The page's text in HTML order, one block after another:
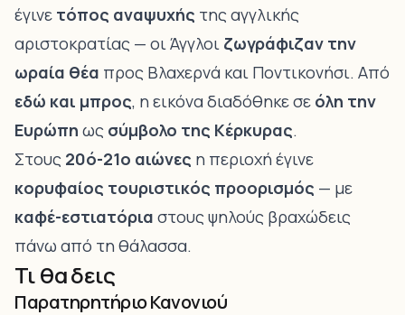
έγινε τόπος αναψυχής της αγγλικής
αριστοκρατίας — οι Άγγλοι ζωγράφιζαν την
ωραία θέα προς Βλαχερνά και Ποντικονήσι. Από
εδώ και μπρος, η εικόνα διαδόθηκε σε όλη την
Ευρώπη ως σύμβολο της Κέρκυρας.
Στους 20ό-21ο αιώνες η περιοχή έγινε
κορυφαίος τουριστικός προορισμός — με
καφέ-εστιατόρια στους ψηλούς βραχώδεις
πάνω από τη θάλασσα.
Τι θα δεις
Παρατηρητήριο Κανονιού